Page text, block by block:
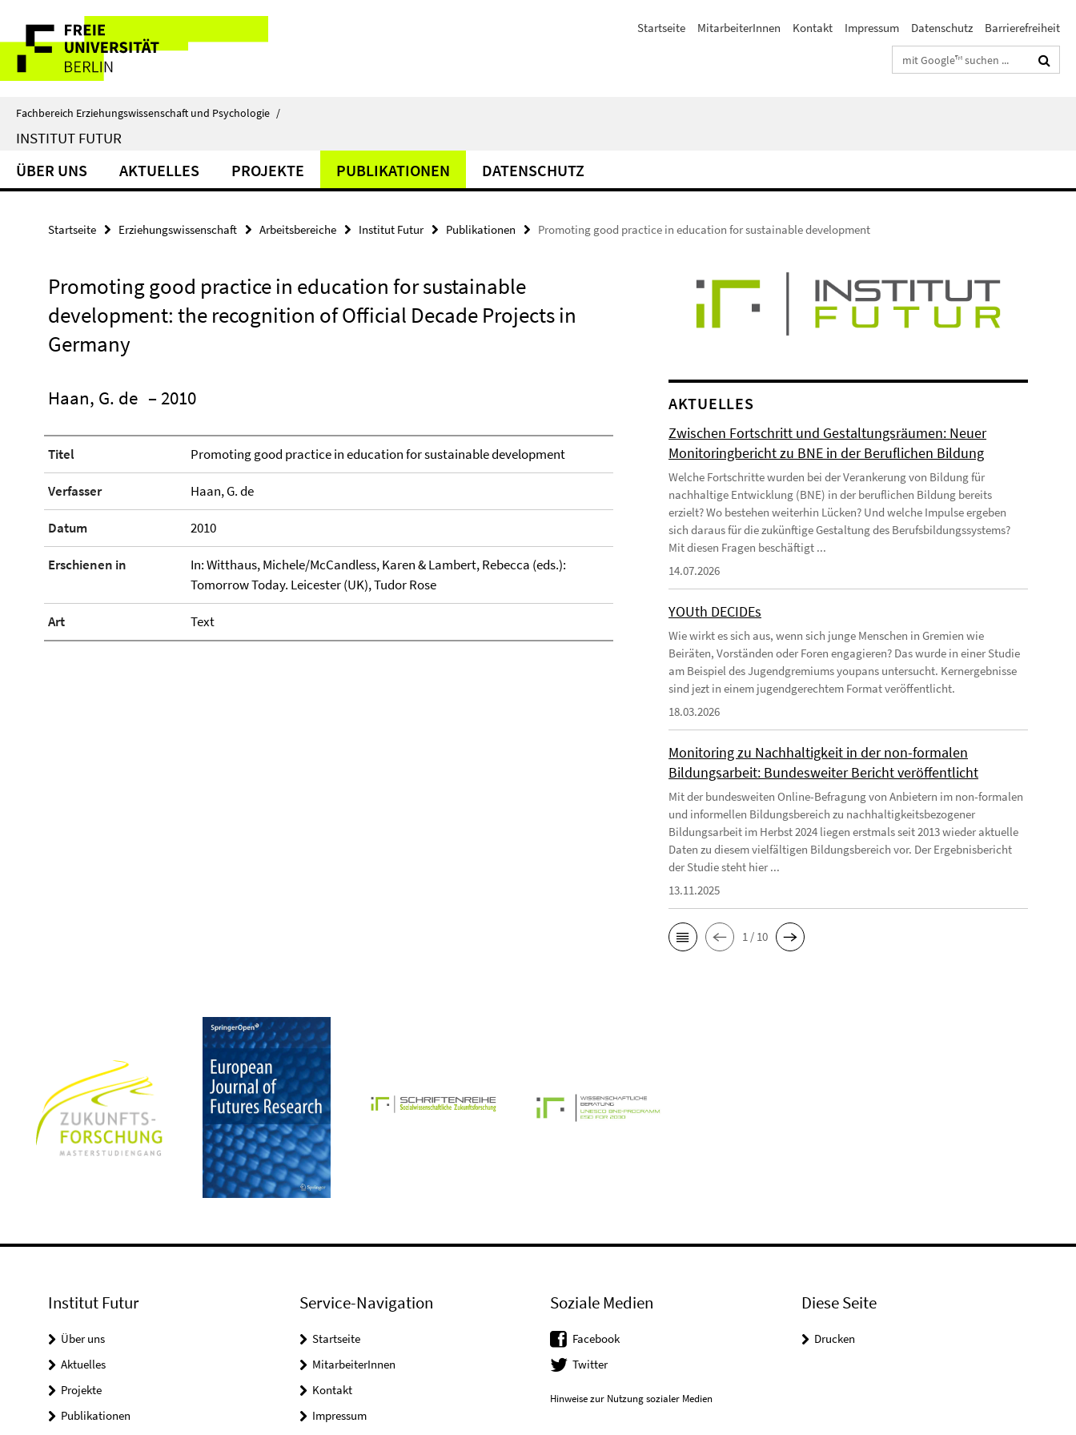
direkt
Inhalt
Service-
Navigation
Startseite MitarbeiterInnen Kontakt Impressum Datenschutz
Barrierefreiheit
Suchbegriffe
Fachbereich Erziehungswissenschaft und Psychologie /
INSTITUT FUTUR
ÜBER UNS AKTUELLES PROJEKTE PUBLIKATIONEN DATENSCHUTZ
Startseite Erziehungswissenschaft Arbeitsbereiche Institut Futur Publikationen Promoting good practice in education for sustainable development
Promoting good practice in education for sustainable
development: the recognition of Official Decade Projects in
Germany
Haan, G. de – 2010
Titel Promoting good practice in education for sustainable development
Verfasser Haan, G. de
Datum 2010
Erschienen in
In: Witthaus, Michele/McCandless, Karen & Lambert, Rebecca (eds.):
Tomorrow Today. Leicester (UK), Tudor Rose
Art Text
AKTUELLES
Zwischen Fortschritt und Gestaltungsräumen: Neuer
Monitoringbericht zu BNE in der Beruflichen Bildung
Welche Fortschritte wurden bei der Verankerung von Bildung für
nachhaltige Entwicklung (BNE) in der beruflichen Bildung bereits
erzielt? Wo bestehen weiterhin Lücken? Und welche Impulse ergeben
sich daraus für die zukünftige Gestaltung des Berufsbildungssystems?
Mit diesen Fragen beschäftigt ...
14.07.2026
YOUth DECIDEs
Wie wirkt es sich aus, wenn sich junge Menschen in Gremien wie
Beiräten, Vorständen oder Foren engagieren? Das wurde in einer Studie
am Beispiel des Jugendgremiums youpans untersucht. Kernergebnisse
sind jezt in einem jugendgerechtem Format veröffentlicht.
18.03.2026
Monitoring zu Nachhaltigkeit in der non-formalen
Bildungsarbeit: Bundesweiter Bericht veröffentlicht
Mit der bundesweiten Online-Befragung von Anbietern im non-formalen
und informellen Bildungsbereich zu nachhaltigkeitsbezogener
Bildungsarbeit im Herbst 2024 liegen erstmals seit 2013 wieder aktuelle
Daten zu diesem vielfältigen Bildungsbereich vor. Der Ergebnisbericht
der Studie steht hier ...
13.11.2025
1 / 10
Institut Futur
Über uns
Aktuelles
Projekte
Publikationen
Service-Navigation
Startseite
MitarbeiterInnen
Kontakt
Impressum
Soziale Medien
Facebook
Twitter
Hinweise zur Nutzung sozialer Medien
Diese Seite
Drucken